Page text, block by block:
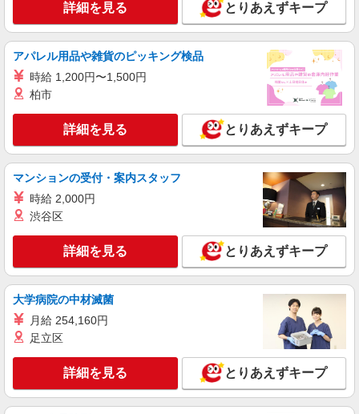
詳細を見る とりあえずキープ
アパレル用品や雑貨のピッキング検品
時給 1,200円〜1,500円
柏市
詳細を見る とりあえずキープ
マンションの受付・案内スタッフ
時給 2,000円
渋谷区
詳細を見る とりあえずキープ
大学病院の中材滅菌
月給 254,160円
足立区
詳細を見る とりあえずキープ